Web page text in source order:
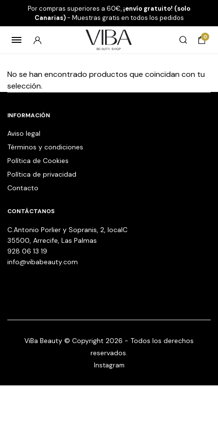
Por compras superiores a 60€, ¡envío gratuito! (solo
Canarias)- Muestras gratis en todos los pedidos
0
No se han encontrado productos que coincidan con tu
selección.
INFORMACIÓN
Aviso legal
Términos y condiciones
Política de Cookies
Política de privacidad
Contacto
CONTÁCTANOS
C.Antonio Porlier y Sopranis, 2, localC
35500, Arrecife, Las Palmas
928 06 13 19
info@vibabeauty.com
ViBa Beauty © Copyright 2026 - Todos los derechos
reservados.
Instagram